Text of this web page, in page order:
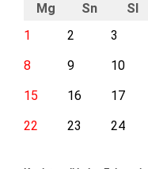
Mg Sn Sl
1
2 3
8
9 10
15
16 17
22
23 24